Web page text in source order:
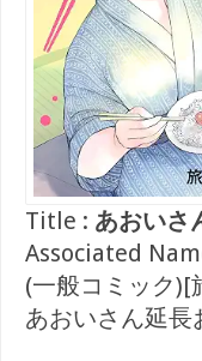
Title : あおいさ
Associated
(一般コミック)[
あおいさん延長